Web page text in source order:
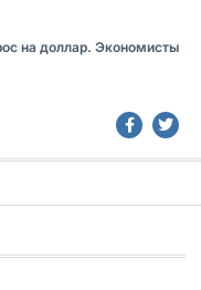
на доллар. Экономисты